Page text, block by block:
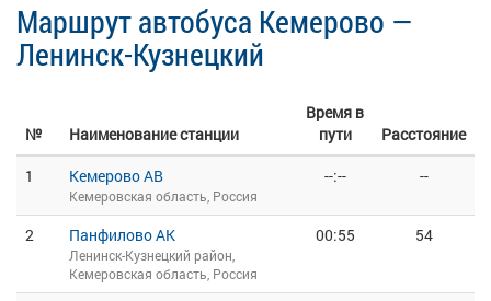
Маршрут автобуса Кемерово —
Ленинск-Кузнецкий
№ Наименование станции
Время в
пути
Расстояние
1
Кемерово АВ
Кемеровская область, Россия
--:-- --
2 Панфилово АК
Ленинск-Кузнецкий район,
Кемеровская область, Россия
00:55 54